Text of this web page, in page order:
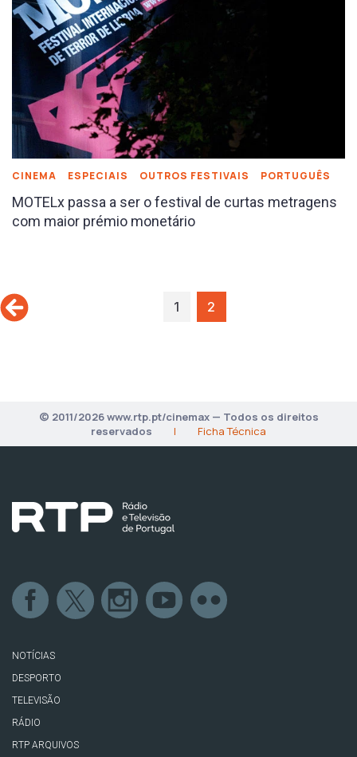
CINEMA ESPECIAIS OUTROS FESTIVAIS PORTUGUÊS
MOTELx passa a ser o festival de curtas metragens
com maior prémio monetário
1 2
© 2011/2026 www.rtp.pt/cinemax — Todos os direitos
reservados
| Ficha Técnica
NOTÍCIAS
DESPORTO
TELEVISÃO
RÁDIO
RTP ARQUIVOS